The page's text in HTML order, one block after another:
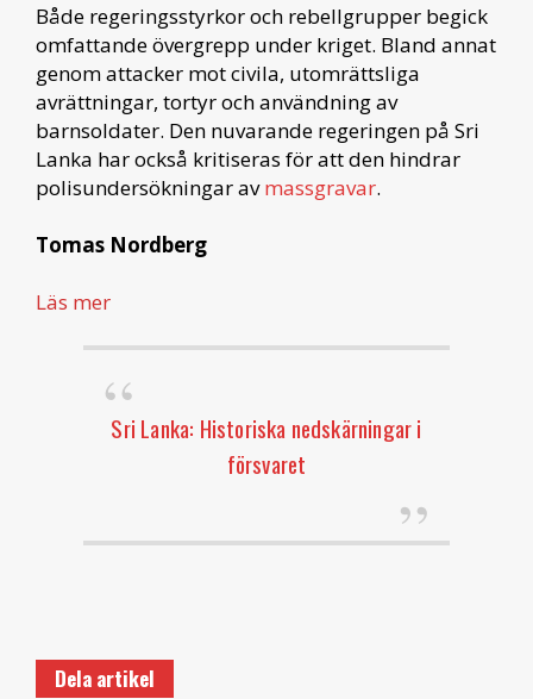
Både regeringsstyrkor och rebellgrupper begick
omfattande övergrepp under kriget. Bland annat
genom attacker mot civila, utomrättsliga
avrättningar, tortyr och användning av
barnsoldater. Den nuvarande regeringen på Sri
Lanka har också kritiseras för att den hindrar
polisundersökningar avmassgravar.
Tomas Nordberg
Läs mer
Sri Lanka: Historiska nedskärningar i
försvaret
Dela artikel